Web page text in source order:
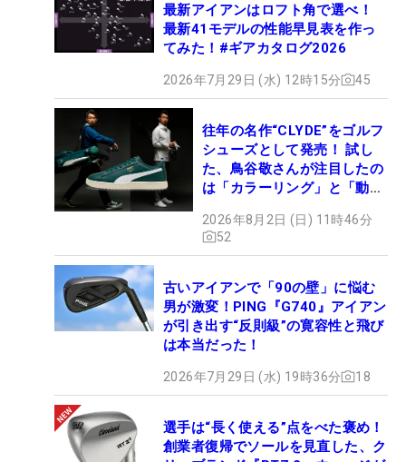
最新アイアンはロフト角で選べ！
最新41モデルの性能早見表を作っ
てみた！#ギアカタログ2026
2026年7月29日 (水) 12時15分 45
往年の名作“CLYDE”をゴルフ
シューズとして発売！ 試し
た、鳥谷敬さんが注目したの
は「カラーリング」と「動き
2026年8月2日 (日) 11時46分
52
古いアイアンで「90の壁」に悩む
男が激変！PING『G740』アイアン
が引き出す“反則級”の寛容性と飛び
は本当だった！
2026年7月29日 (水) 19時36分 18
選手は“長く使える”点をべた褒め！
創業者復帰でソールを見直した、ク